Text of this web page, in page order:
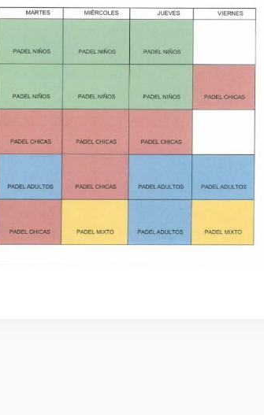
SANIDAD
URBANISMO
FESTEJOS
CONSUMO